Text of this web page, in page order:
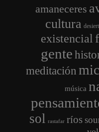
amaneceres
cultura
existencial
gente
meditación
música
sol rastafar ríos